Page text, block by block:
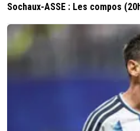
Sochaux-ASSE : Les compos